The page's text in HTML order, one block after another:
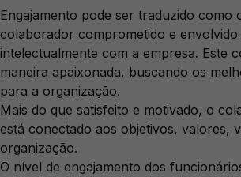
Engajamento pode ser traduzido como
colaborador comprometido e envolvido
intelectualmente com a empresa. Este
maneira apaixonada, buscando os
para a organização.
Mais do que satisfeito e motivado, o
está conectado aos objetivos, valores,
organização.
O nível de engajamento dos